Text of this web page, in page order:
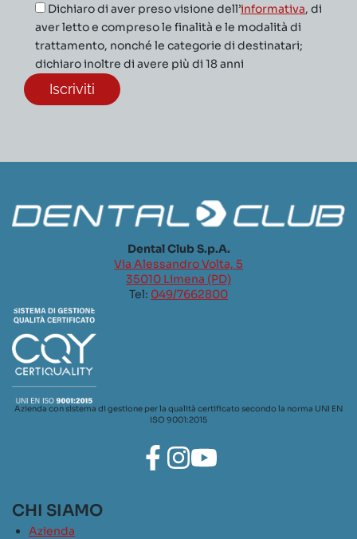
Dichiaro di aver preso visione dell’informativa, di
aver letto e compreso le finalità e le modalità di
trattamento, nonché le categorie di destinatari;
dichiaro inoltre di avere più di 18 anni
Dental Club S.p.A.
Via Alessandro Volta, 5
35010 Limena (PD)
Tel: 049/7662800
Azienda con sistema di gestione per la qualità certificato secondo la norma UNI EN
ISO 9001:2015
CHI SIAMO
Azienda